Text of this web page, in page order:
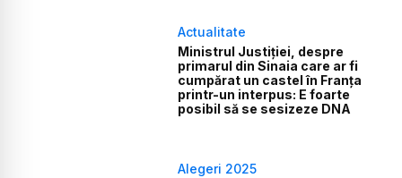
Actualitate
Ministrul Justiției, despre
primarul din Sinaia care ar fi
cumpărat un castel în Franța
printr-un interpus: E foarte
posibil să se sesizeze DNA
Alegeri 2025